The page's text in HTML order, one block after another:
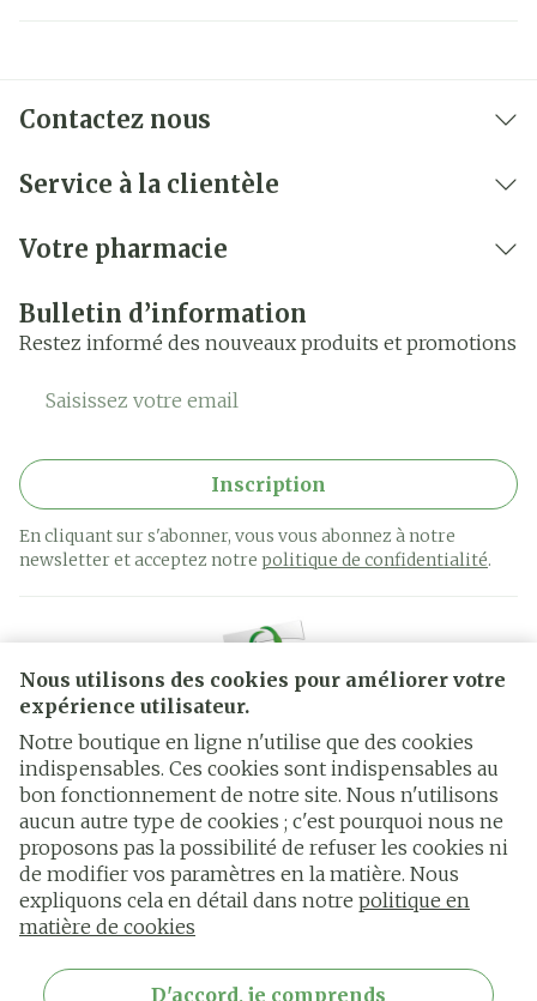
Nous utilisons des cookies pour améliorer votre
expérience utilisateur.
Notre boutique en ligne n'utilise que des cookies
indispensables. Ces cookies sont indispensables au
bon fonctionnement de notre site. Nous n'utilisons
aucun autre type de cookies ; c'est pourquoi nous ne
proposons pas la possibilité de refuser les cookies ni
de modifier vos paramètres en la matière. Nous
expliquons cela en détail dans notre politique en
matière de cookies
D'accord, je comprends
Contactez nous
Service à la clientèle
Votre pharmacie
Bulletin d’information
Restez informé des nouveaux produits et promotions
Adresse mail
Inscription
En cliquant sur s'abonner, vous vous abonnez à notre
newsletter et acceptez notre politique de confidentialité.
Liens légaux